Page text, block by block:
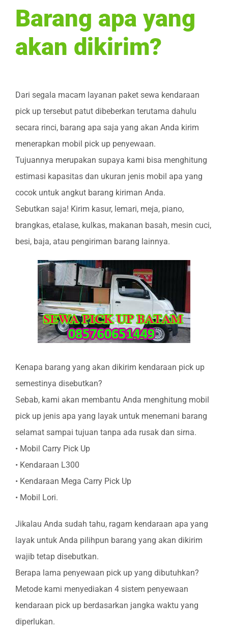
Barang apa yang
akan dikirim?
Dari segala macam layanan paket sewa kendaraan
pick up tersebut patut dibeberkan terutama dahulu
secara rinci, barang apa saja yang akan Anda kirim
menerapkan mobil pick up penyewaan.
Tujuannya merupakan supaya kami bisa menghitung
estimasi kapasitas dan ukuran jenis mobil apa yang
cocok untuk angkut barang kiriman Anda.
Sebutkan saja! Kirim kasur, lemari, meja, piano,
brangkas, etalase, kulkas, makanan basah, mesin cuci,
besi, baja, atau pengiriman barang lainnya.
Kenapa barang yang akan dikirim kendaraan pick up
semestinya disebutkan?
Sebab, kami akan membantu Anda menghitung mobil
pick up jenis apa yang layak untuk menemani barang
selamat sampai tujuan tanpa ada rusak dan sirna.
• Mobil Carry Pick Up
• Kendaraan L300
• Kendaraan Mega Carry Pick Up
• Mobil Lori.
Jikalau Anda sudah tahu, ragam kendaraan apa yang
layak untuk Anda pilihpun barang yang akan dikirim
wajib tetap disebutkan.
Berapa lama penyewaan pick up yang dibutuhkan?
Metode kami menyediakan 4 sistem penyewaan
kendaraan pick up berdasarkan jangka waktu yang
diperlukan.